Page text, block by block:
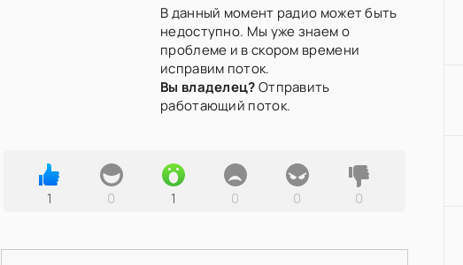
В данный момент радио может быть
недоступно. Мы уже знаем о
проблеме и в скором времени
исправим поток.
Вы владелец?Отправить
работающий поток.
1 0 1 0 0 0